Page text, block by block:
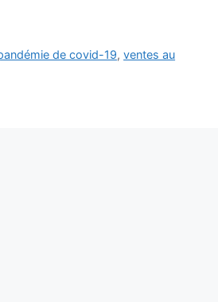
de covid-19,ventes au